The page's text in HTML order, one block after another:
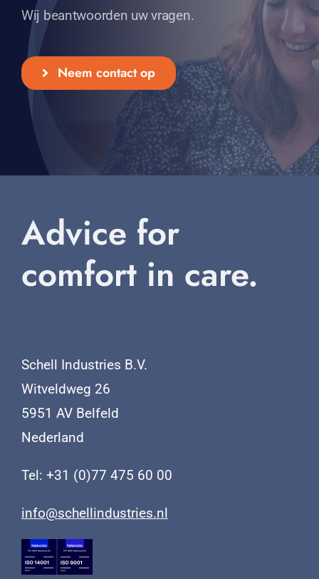
Wij beantwoorden uw vragen.
Neem contact op
Advice for
comfort in care.
Schell Industries B.V.
Witveldweg 26
5951 AV Belfeld
Nederland
Tel: +31 (0)77 475 60 00
info@schellindustries.nl